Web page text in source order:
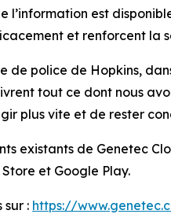
l’information est
et renforcent la
police de Hopkins,
tout ce dont nous
plus vite et de rester
existants de Genetec
et Google Play.
sur : https://